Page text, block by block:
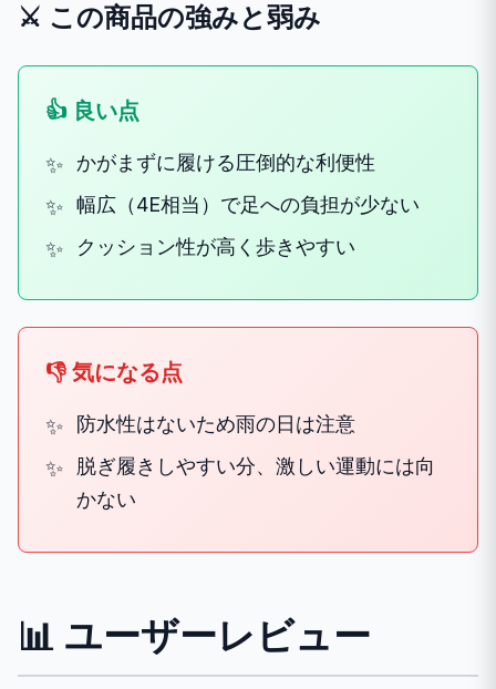
⚔️ この商品の強みと弱み
👍 良い点
かがまずに履ける圧倒的な利便性
幅広（4E相当）で足への負担が少ない
クッション性が高く歩きやすい
👎 気になる点
防水性はないため雨の日は注意
脱ぎ履きしやすい分、激しい運動には向
かない
📊 ユーザーレビュー